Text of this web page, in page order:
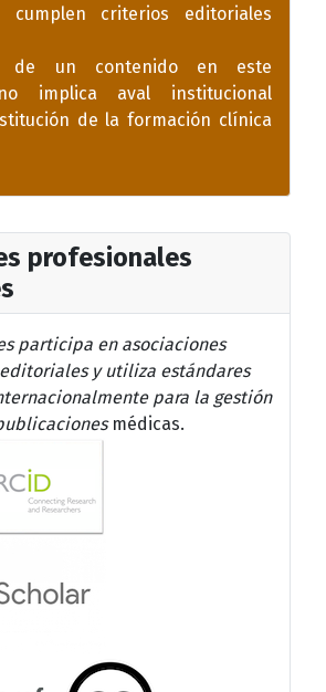
profesionales
participa en asociaciones
y utiliza estándares
para la gestión
médicas.
cumplen criterios editoriales
de un contenido en este
implica aval institucional
de la formación clínica